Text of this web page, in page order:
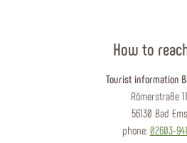
How to
Tourist information
Römerstraße 11
56130 Bad Ems
phone: 02603-